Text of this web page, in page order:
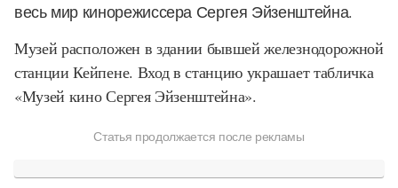
весь мир кинорежиссера Сергея Эйзенштейна.
Музей расположен в здании бывшей железнодорожной
станции Кейпене. Вход в станцию украшает табличка
«Музей кино Сергея Эйзенштейна».
Статья продолжается после рекламы